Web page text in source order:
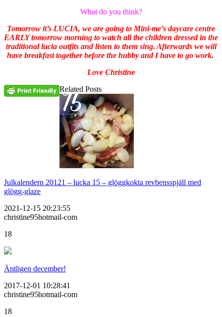
What do you think?
Tomorrow it’s LUCIA, we are going to Mini-me’s daycare centre
EARLY tomorrow morning to watch all the children dressed in the
traditional lucia outfits and listen to them sing. Afterwards we will
have breakfast together before the hubby and I have to go work.
Love Christine
Related Posts
Julkalendern 20121 – lucka 15 – glöggkokta revbensspjäll med
glögg-glaze
2021-12-15 20:23:55
christine95hotmail-com
18
Äntligen december!
2017-12-01 10:28:41
christine95hotmail-com
18